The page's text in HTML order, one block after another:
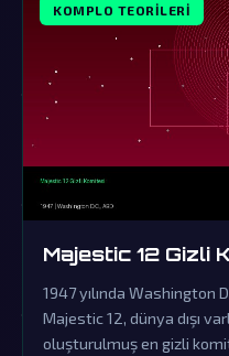
KOMPLO TEORILERI
Majestic 12 Gizli
1947 yılında Washington
Majestic 12, dünya dışı
oluşturulmuş en gizli